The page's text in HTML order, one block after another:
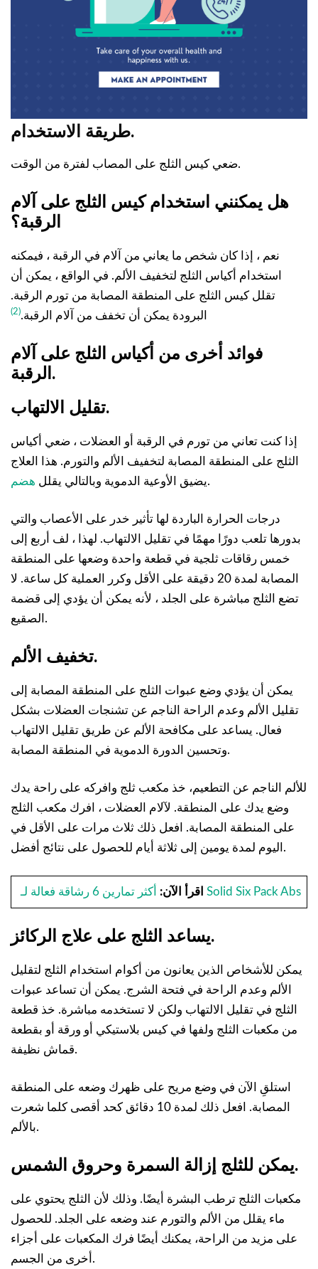
طريقة الاستخدام.
ضعي كيس الثلج على المصاب لفترة من الوقت.
هل يمكنني استخدام كيس الثلج على آلام
الرقبة؟
نعم ، إذا كان شخص ما يعاني من آلام في الرقبة ، فيمكنه
استخدام أكياس الثلج لتخفيف الألم. في الواقع ، يمكن أن
تقلل كيس الثلج على المنطقة المصابة من تورم الرقبة.
البرودة يمكن أن تخفف من آلام الرقبة.(2)
فوائد أخرى من أكياس الثلج على آلام
الرقبة .
تقليل الالتهاب.
إذا كنت تعاني من تورم في الرقبة أو العضلات ، ضعي أكياس
الثلج على المنطقة المصابة لتخفيف الألم والتورم. هذا العلاج
يضيق الأوعية الدموية وبالتالي يقلل هضم .
درجات الحرارة الباردة لها تأثير خدر على الأعصاب والتي
بدورها تلعب دورًا مهمًا في تقليل الالتهاب. لهذا ، لف أربع إلى
خمس رقاقات ثلجية في قطعة واحدة وضعها على المنطقة
المصابة لمدة 20 دقيقة على الأقل وكرر العملية كل ساعة. لا
تضع الثلج مباشرة على الجلد ، لأنه يمكن أن يؤدي إلى قضمة
الصقيع.
تخفيف الألم.
يمكن أن يؤدي وضع عبوات الثلج على المنطقة المصابة إلى
تقليل الألم وعدم الراحة الناجم عن تشنجات العضلات بشكل
فعال. يساعد على مكافحة الألم عن طريق تقليل الالتهاب
وتحسين الدورة الدموية في المنطقة المصابة.
للألم الناجم عن التطعيم، خذ مكعب ثلج وافركه على راحة يدك
وضع يدك على المنطقة. لآلام العضلات ، افرك مكعب الثلج
على المنطقة المصابة. افعل ذلك ثلاث مرات على الأقل في
اليوم لمدة يومين إلى ثلاثة أيام للحصول على نتائج أفضل.
اقرأ الآن: أكثر تمارين 6 رشاقة فعالة لـ Solid Six Pack Abs
يساعد الثلج على علاج الركائز.
يمكن للأشخاص الذين يعانون من أكوام استخدام الثلج لتقليل
الألم وعدم الراحة في فتحة الشرج. يمكن أن تساعد عبوات
الثلج في تقليل الالتهاب ولكن لا تستخدمه مباشرة. خذ قطعة
من مكعبات الثلج ولفها في كيس بلاستيكي أو ورقة أو بقطعة
قماش نظيفة.
استلقِ الآن في وضع مريح على ظهرك وضعه على المنطقة
المصابة. افعل ذلك لمدة 10 دقائق كحد أقصى كلما شعرت
بالألم.
يمكن للثلج إزالة السمرة وحروق الشمس.
مكعبات الثلج ترطب البشرة أيضًا. وذلك لأن الثلج يحتوي على
ماء يقلل من الألم والتورم عند وضعه على الجلد. للحصول
على مزيد من الراحة، يمكنك أيضًا فرك المكعبات على أجزاء
أخرى من الجسم.